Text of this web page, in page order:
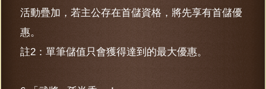
活動疊加，若主公存在首儲資格，將先享有首儲優
惠。
註2：單筆儲值只會獲得達到的最大優惠。